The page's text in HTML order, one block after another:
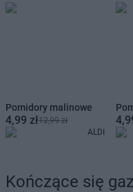
Pomidory malinowe
4,99 zł12,99 zł
ALDI
Kończące się